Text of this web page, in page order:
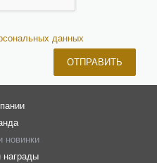
данных
ОТПРАВИТЬ
новинки